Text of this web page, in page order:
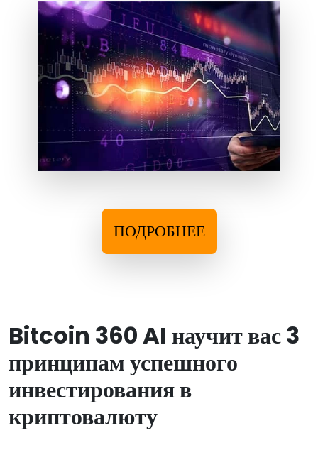
ПОДРОБНЕЕ
Bitcoin 360 AI научит вас 3
принципам успешного
инвестирования в
криптовалюту